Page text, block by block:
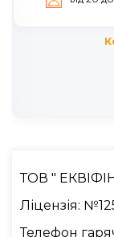
ТОВ "
Ліцензія:
Телефон